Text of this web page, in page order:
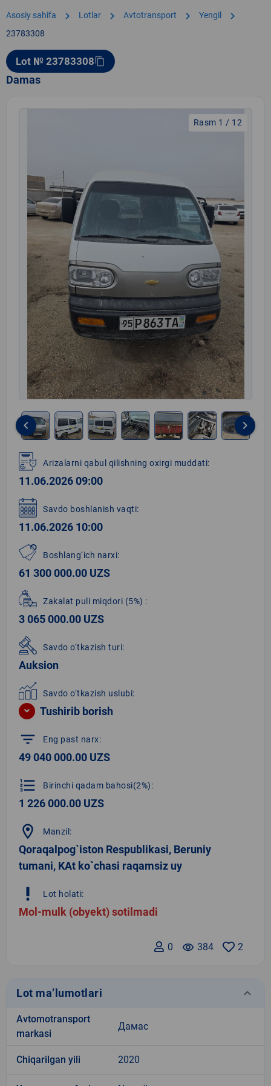
Asosiy sahifa chevron_right Lotlar chevron_right Avtotransport chevron_right Yengil chevron_right
23783308
Lot № 23783308content_copy
Damas
Rasm 1 / 12
1
of
12
keyboard_arrow_left keyboard_arrow_right
Arizalarni qabul qilishning oxirgi muddati:
11.06.2026 09:00
Savdo boshlanish vaqti:
11.06.2026 10:00
Boshlang‘ich narxi:
61 300 000.00 UZS
Zakalat puli miqdori (5%) :
3 065 000.00 UZS
Savdo o‘tkazish turi:
Auksion
Savdo o‘tkazish uslubi:
Tushirib borish
filter_list Eng past narx:
49 040 000.00 UZS
format_list_numbered Birinchi qadam bahosi(2%):
1 226 000.00 UZS
location_on Manzil:
Qoraqalpog`iston Respublikasi, Beruniy
tumani, KAt ko`chasi raqamsiz uy
priority_high Lot holati:
Mol-mulk (obyekt) sotilmadi
2
remove_red_eye 384
0
Lot ma’lumotlari keyboard_arrow_down
Avtomotransport
markasi
Дамас
Chiqarilgan yili 2020